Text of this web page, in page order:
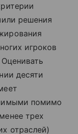
решения
игроков
десяти
помимо
трех
отраслей)